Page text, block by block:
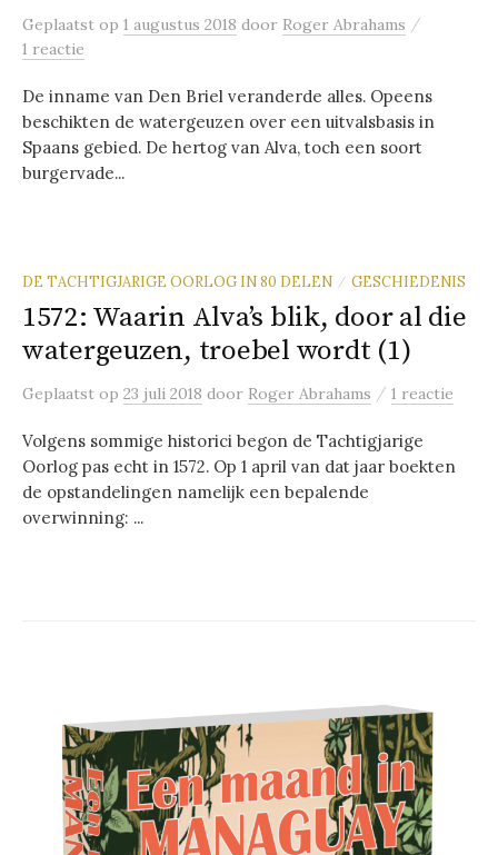
Geplaatst op 1 augustus 2018 door Roger Abrahams /
1 reactie
De inname van Den Briel veranderde alles. Opeens
beschikten de watergeuzen over een uitvalsbasis in
Spaans gebied. De hertog van Alva, toch een soort
burgervade...
DE TACHTIGJARIGE OORLOG IN 80 DELEN / GESCHIEDENIS
1572: Waarin Alva’s blik, door al die
watergeuzen, troebel wordt (1)
Geplaatst op 23 juli 2018 door Roger Abrahams / 1 reactie
Volgens sommige historici begon de Tachtigjarige
Oorlog pas echt in 1572. Op 1 april van dat jaar boekten
de opstandelingen namelijk een bepalende
overwinning: ...